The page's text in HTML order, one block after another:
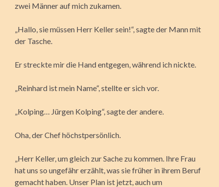
zwei Männer auf mich zukamen.
„Hallo, sie müssen Herr Keller sein!“, sagte der Mann mit
der Tasche.
Er streckte mir die Hand entgegen, während ich nickte.
„Reinhard ist mein Name“, stellte er sich vor.
„Kolping… Jürgen Kolping“, sagte der andere.
Oha, der Chef höchstpersönlich.
„Herr Keller, um gleich zur Sache zu kommen. Ihre Frau
hat uns so ungefähr erzählt, was sie früher in ihrem Beruf
gemacht haben. Unser Plan ist jetzt, auch um